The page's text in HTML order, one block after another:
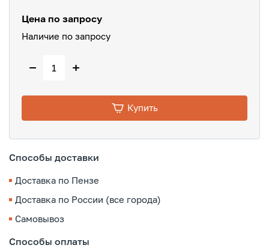
Цена по запросу
Наличие по запросу
− +
Купить
Способы доставки
Доставка по Пензе
Доставка по России (все города)
Самовывоз
Способы оплаты